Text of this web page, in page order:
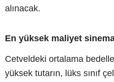
alınacak.
En yüksek maliyet
Cetveldeki ortalama
yüksek tutarın, lüks sınıf